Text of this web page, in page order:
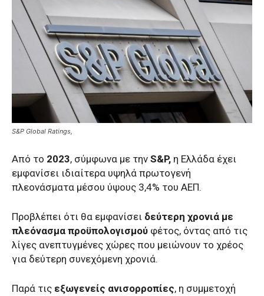
S&P Global Ratings,
Aπό το 2023, σύμφωνα με την S&P, η Ελλάδα έχει
εμφανίσει ιδιαίτερα υψηλά πρωτογενή
πλεονάσματα μέσου ύψους 3,4% του ΑΕΠ.
Προβλέπει ότι θα εμφανίσει δεύτερη χρονιά με
πλεόνασμα προϋπολογισμού φέτος, όντας από τις
λίγες ανεπτυγμένες χώρες που μειώνουν το χρέος
για δεύτερη συνεχόμενη χρονιά.
Παρά τις εξωγενείς ανισορροπίες, η συμμετοχή